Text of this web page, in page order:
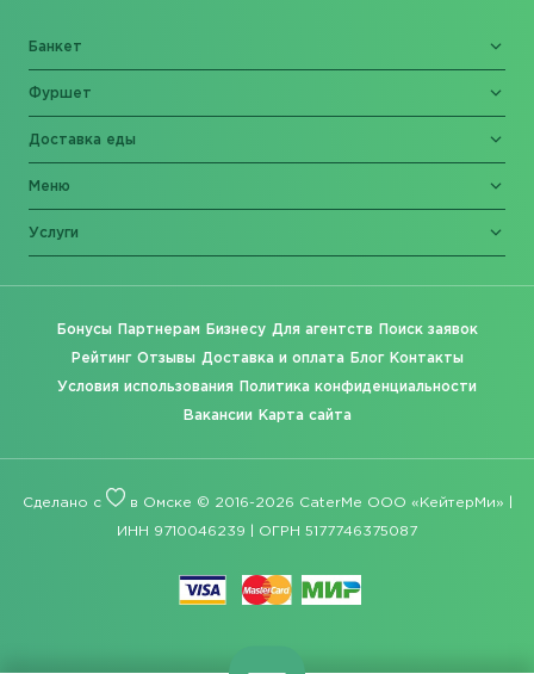
Банкет
Фуршет
Доставка еды
Меню
Услуги
Бонусы Партнерам Бизнесу Для агентств Поиск заявок
Рейтинг Отзывы Доставка и оплата Блог Контакты
Условия использования Политика конфиденциальности
Вакансии Карта сайта
Сделано с в Омске © 2016-2026 CaterMe ООО «КейтерМи» |
ИНН 9710046239 | ОГРН 5177746375087